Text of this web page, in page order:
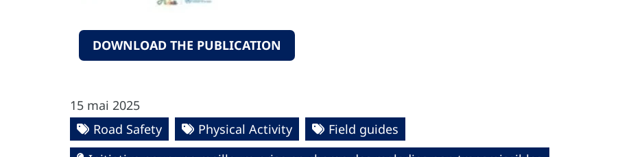
DOWNLOAD THE PUBLICATION
15 mai 2025
Road Safety
Physical Activity
Field guides